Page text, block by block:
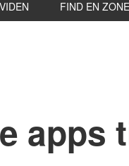
VIDEN FIND EN
apps